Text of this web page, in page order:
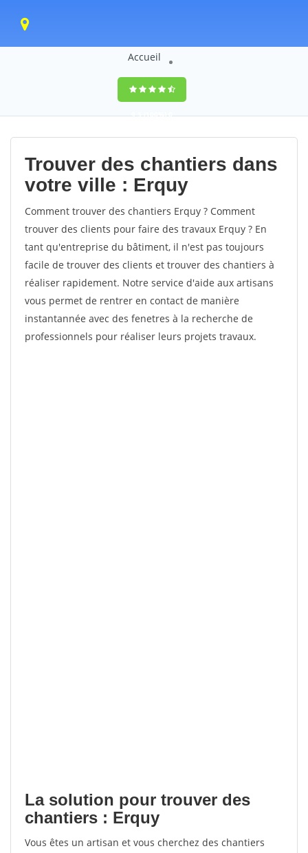
Accueil
9,5(100%)0
votes
Trouver des chantiers dans
votre ville : Erquy
Comment trouver des chantiers Erquy ? Comment
trouver des clients pour faire des travaux Erquy ? En
tant qu'entreprise du bâtiment, il n'est pas toujours
facile de trouver des clients et trouver des chantiers à
réaliser rapidement. Notre service d'aide aux artisans
vous permet de rentrer en contact de manière
instantannée avec des fenetres à la recherche de
professionnels pour réaliser leurs projets travaux.
La solution pour trouver des
chantiers : Erquy
Vous êtes un artisan et vous cherchez des chantiers